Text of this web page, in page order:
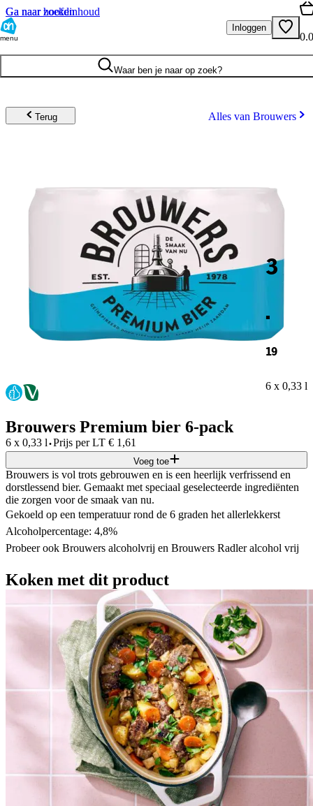
Ga naar hoofdinhoud
Ga naar zoeken
menu
Inloggen
Waar ben je naar op zoek?
Terug Alles van Brouwers
3
.
19
6 x 0,33 l
Brouwers Premium bier 6-pack
6 x 0,33 l·Prijs per LT € 1,61
Voeg toe
Brouwers is vol trots gebrouwen en is een heerlijk verfrissend en
dorstlessend bier. Gemaakt met speciaal geselecteerde ingrediënten
die zorgen voor de smaak van nu.
Gekoeld op een temperatuur rond de 6 graden het allerlekkerst
Alcoholpercentage: 4,8%
Probeer ook Brouwers alcoholvrij en Brouwers Radler alcohol vrij
Koken met dit product